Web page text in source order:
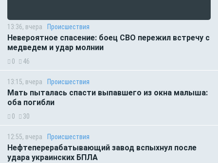
13:36, вчера Происшествия
Невероятное спасение: боец СВО пережил встречу с
медведем и удар молнии
0 46
13:15, вчера Происшествия
Мать пыталась спасти выпавшего из окна малыша:
оба погибли
0 30
12:55, вчера Происшествия
Нефтеперерабатывающий завод вспыхнул после
удара украинских БПЛА